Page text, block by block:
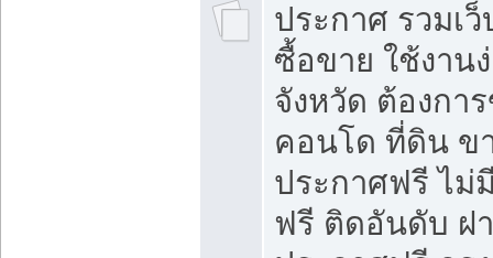
ประกาศ รวมเ
ซื้อขาย ใช้งาน
จังหวัด ต้องกา
คอนโด ที่ดิน ข
ประกาศฟรี ไม่
ฟรี ติดอันดับ ฝ